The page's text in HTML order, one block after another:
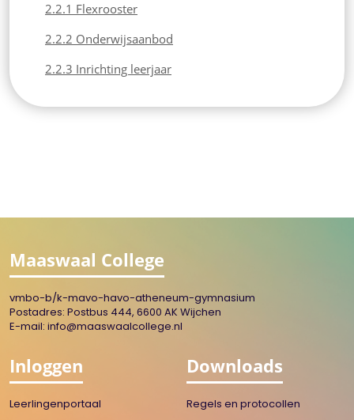
2.2.1 Flexrooster
2.2.2 Onderwijsaanbod
2.2.3 Inrichting leerjaar
Maaswaal College
vmbo-b/k-mavo-havo-atheneum-gymnasium
Postadres: Postbus 444, 6600 AK Wijchen
E-mail: info@maaswaalcollege.nl
Inloggen
Leerlingenportaal
Downloads
Regels en protocollen